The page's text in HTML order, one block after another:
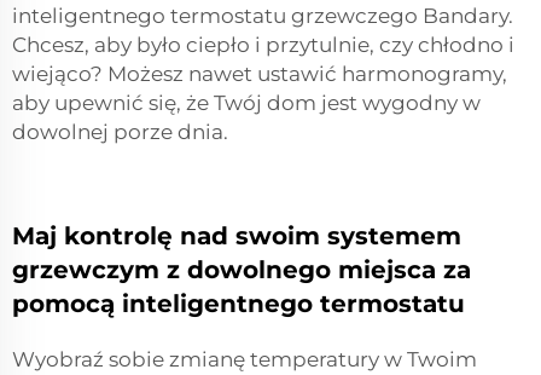
inteligentnego termostatu grzewczego Bandary.
Chcesz, aby było ciepło i przytulnie, czy chłodno i
wiejąco? Możesz nawet ustawić harmonogramy,
aby upewnić się, że Twój dom jest wygodny w
dowolnej porze dnia.
Maj kontrolę nad swoim systemem
grzewczym z dowolnego miejsca za
pomocą inteligentnego termostatu
Wyobraź sobie zmianę temperatury w Twoim